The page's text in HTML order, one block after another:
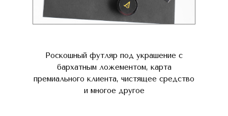
Роскошный футляр под украшение с
бархатным ложементом, карта
премиального клиента, чистящее средство
и многое другое